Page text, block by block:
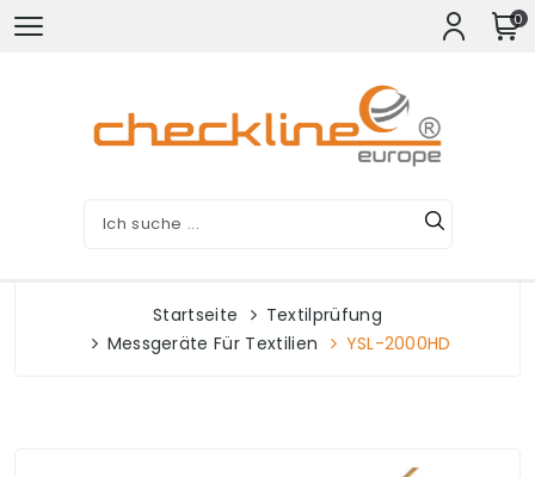
0
Startseite
Textilprüfung
Messgeräte Für Textilien
YSL-2000HD